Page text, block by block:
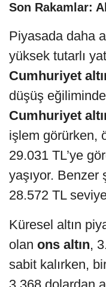
Son Rakamlar:
Piyasada daha
yüksek tutarlı
Cumhuriyet
düşüş
Cumhuriyet
işlem görürken,
29.031 TL’ye
yaşıyor. Benzer
28.572 TL
Küresel altın
olan ons altın,
sabit kalırken,